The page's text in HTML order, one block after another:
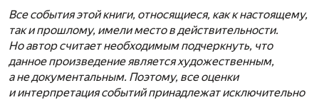
Все события этой книги, относящиеся, как к настоящему,
так и прошлому, имели место в действительности.
Но автор считает необходимым подчеркнуть, что
данное произведение является художественным,
а не документальным. Поэтому, все оценки
и интерпретация событий принадлежат исключительно